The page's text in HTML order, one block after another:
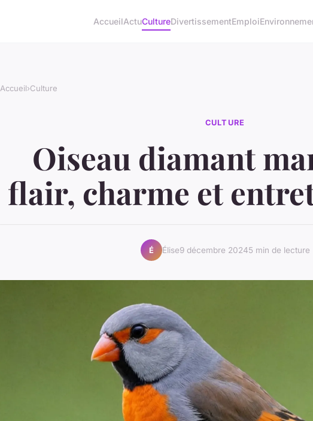
AccueilActuCultureDivertissementEmploi
Accueil›Culture
CULTURE
Oiseau diamant
flair, charme et
É Élise9 décembre 20245 min de lecture